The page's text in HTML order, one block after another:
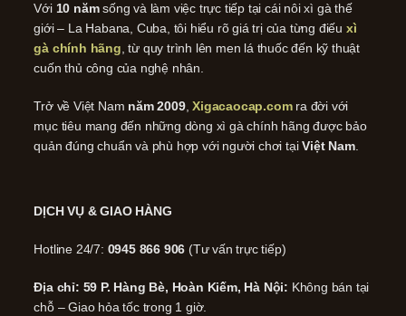
Với 10 nămsống và làm việc trực tiếp tại cái nôi xì gà thế
giới – La Habana, Cuba, tôi hiểu rõ giá trị của từng điếu xì
gà chính hãng, từ quy trình lên men lá thuốc đến kỹ thuật
cuốn thủ công của nghệ nhân.
Trở về Việt Nam năm 2009,Xigacaocap.comra đời với
mục tiêu mang đến những dòng xì gà chính hãng được bảo
quản đúng chuẩn và phù hợp với người chơi tạiViệt Nam.
DỊCH VỤ & GIAO HÀNG
Hotline 24/7: 0945 866 906 (Tư vấn trực tiếp)
Địa chỉ: 59 P. Hàng Bè, Hoàn Kiếm, Hà Nội: Không bán tại
chỗ – Giao hỏa tốc trong 1 giờ.